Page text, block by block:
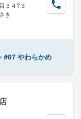
３４?３
き
#07 やわらかめ